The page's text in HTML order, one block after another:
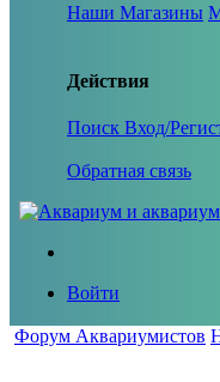
Наши Магазины
Действия
Поиск Вход/
Обратная связь
Войти
Форум Аквариумистов